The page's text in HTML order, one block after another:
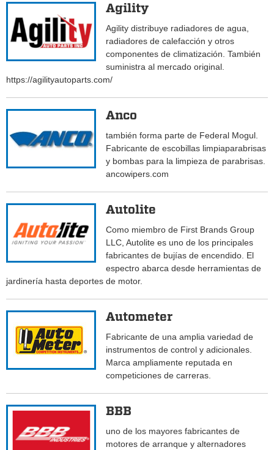
Agility
Agility distribuye radiadores de agua,
radiadores de calefacción y otros
componentes de climatización. También
suministra al mercado original.
https://agilityautoparts.com/
Anco
también forma parte de Federal Mogul.
Fabricante de escobillas limpiaparabrisas
y bombas para la limpieza de parabrisas.
ancowipers.com
Autolite
Como miembro de First Brands Group
LLC, Autolite es uno de los principales
fabricantes de bujías de encendido. El
espectro abarca desde herramientas de
jardinería hasta deportes de motor.
Autometer
Fabricante de una amplia variedad de
instrumentos de control y adicionales.
Marca ampliamente reputada en
competiciones de carreras.
BBB
uno de los mayores fabricantes de
motores de arranque y alternadores